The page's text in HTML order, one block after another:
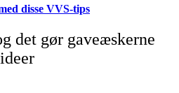
disse VVS-tips
det gør gaveæskerne